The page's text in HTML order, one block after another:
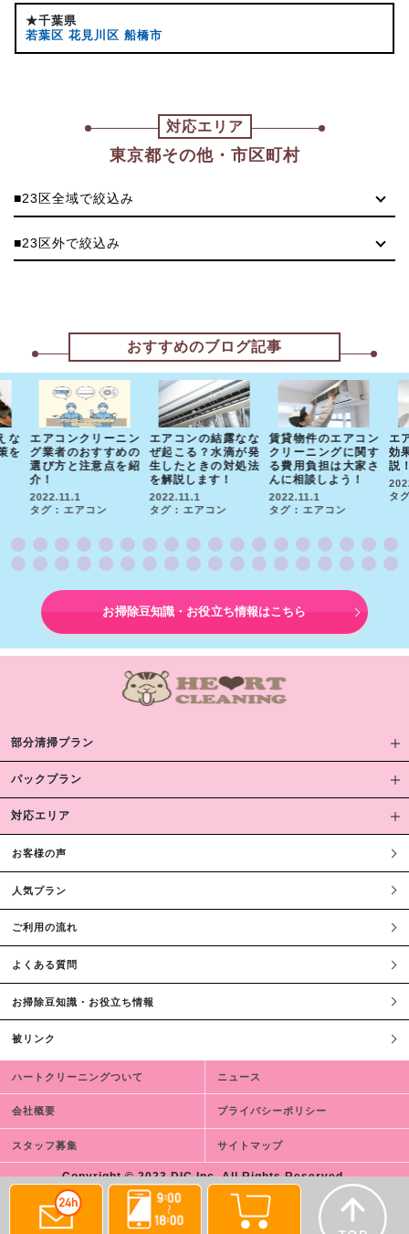
★千葉県
若葉区 花見川区 船橋市
対応エリア
東京都その他・市区町村
■23区全域で絞込み
■23区外で絞込み
おすすめのブログ記事
な
を
エアコンクリーニン
グ業者のおすすめの
選び方と注意点を紹
介！
2022.11.1
タグ : エアコン
エアコンの結露なな
ぜ起こる？水滴が発
生したときの対処法
を解説します！
2022.11.1
タグ : エアコン
賃貸物件のエアコン
クリーニングに関す
る費用負担は大家さ
んに相談しよう！
2022.11.1
タグ : エアコン
エ
効
説
タ
お掃除豆知識・お役立ち情報はこちら
部分清掃プラン
パックプラン
対応エリア
お客様の声
人気プラン
ご利用の流れ
よくある質問
お掃除豆知識・お役立ち情報
被リンク
ハートクリーニングついて ニュース
会社概要 プライバシーポリシー
スタッフ募集 サイトマップ
Copyright © 2023 DIC,Inc. All Rights Reserved.